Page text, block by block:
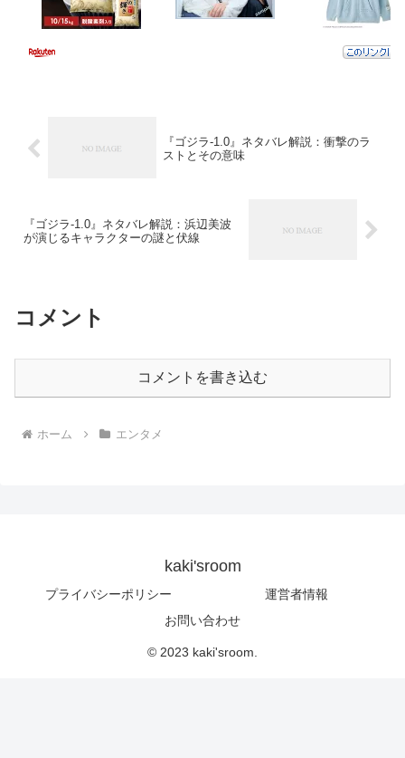
『ゴジラ-1.0』ネタバレ解説：衝撃のラ
ストとその意味
『ゴジラ-1.0』ネタバレ解説：浜辺美波
が演じるキャラクターの謎と伏線
コメント
コメントを書き込む
ホーム エンタメ
kaki'sroom
プライバシーポリシー
運営者情報
お問い合わせ
© 2023 kaki'sroom.